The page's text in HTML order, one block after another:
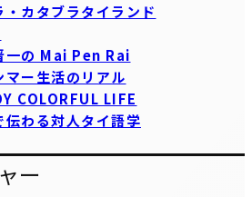
・カタブラタイランド
一の Mai Pen Rai
マー生活のリアル
COLORFUL LIFE
伝わる対人タイ語学
ー